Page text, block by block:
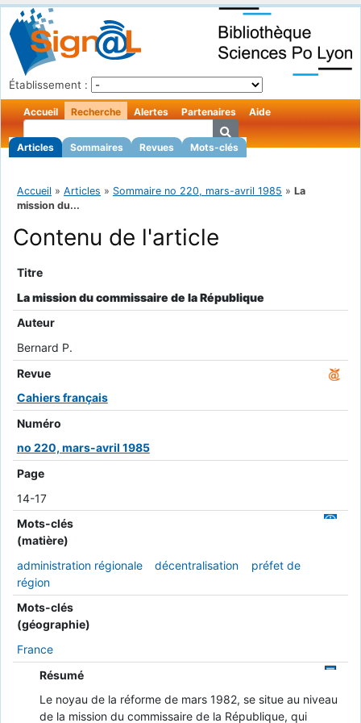
Établissement :
Accueil Recherche
Articles Sommaires Revues Mots-clés
Alertes Partenaires Aide
Accueil » Articles » Sommaire no 220, mars-avril 1985 » La
mission du...
Contenu de l'article
Titre
La mission du commissaire de la République
Auteur
Bernard P.
Revue
Cahiers français
Numéro
no 220, mars-avril 1985
Page
14-17
Mots-clés
(matière)
administration régionale
décentralisation
préfet de
région
Mots-clés
(géographie)
France
Résumé
Le noyau de la réforme de mars 1982, se situe au niveau
de la mission du commissaire de la République, qui